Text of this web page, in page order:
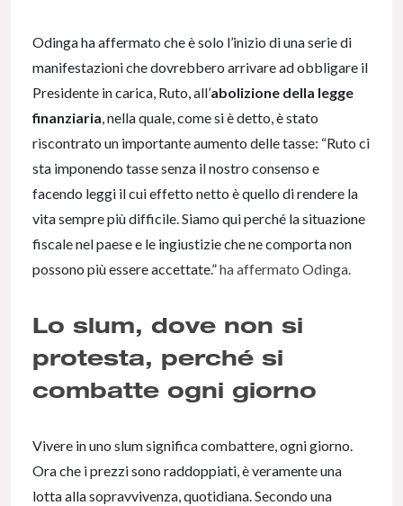
Odinga ha affermato che è solo l’inizio di una serie di
manifestazioni che dovrebbero arrivare ad obbligare il
Presidente in carica, Ruto, all’abolizione della legge
finanziaria, nella quale, come si è detto, è stato
riscontrato un importante aumento delle tasse: “Ruto ci
sta imponendo tasse senza il nostro consenso e
facendo leggi il cui effetto netto è quello di rendere la
vita sempre più difficile. Siamo qui perché la situazione
fiscale nel paese e le ingiustizie che ne comporta non
possono più essere accettate.”ha affermato Odinga.
Lo slum, dove non si
protesta, perché si
combatte ogni giorno
Vivere in uno slum significa combattere, ogni giorno.
Ora che i prezzi sono raddoppiati, è veramente una
lotta alla sopravvivenza, quotidiana. Secondo una